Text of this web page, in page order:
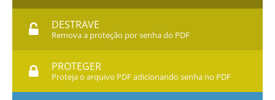
DESTRAVE
Remova a proteção por senha do PDF
PROTEGER
Proteja o arquivo PDF adicionando senha no PDF